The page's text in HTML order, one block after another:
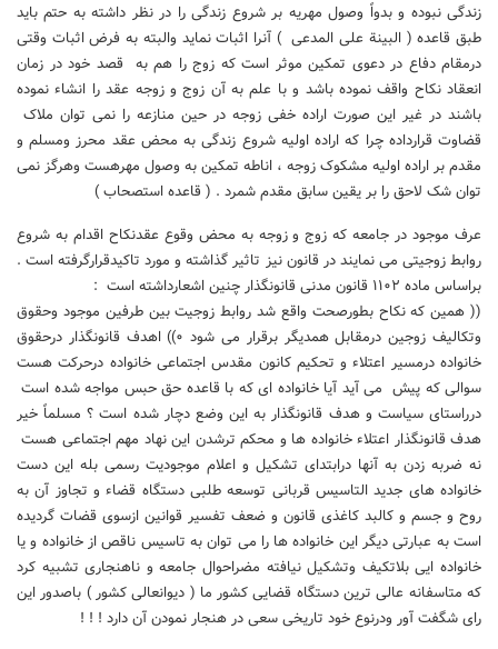
زندگی نبوده و بدواً وصول مهریه بر شروع زندگی را در نظر داشته به حتم باید
طبق قاعده ( البینة علی المدعی ) آنرا اثبات نماید والبته به فرض اثبات وقتی
درمقام دفاع در دعوی تمکین موثر است که زوج را هم به قصد خود در زمان
انعقاد نکاح واقف نموده باشد و با علم به آن زوج و زوجه عقد را انشاء نموده
باشند در غیر این صورت اراده خفی زوجه در حین منازعه را نمی توان ملاک
قضاوت قرارداده چرا که اراده اولیه شروع زندگی به محض عقد محرز ومسلم و
مقدم بر اراده اولیه مشکوک زوجه ، اناطه تمکین به وصول مهرهست وهرگز نمی
توان شک لاحق را بر یقین سابق مقدم شمرد . ( قاعده استصحاب )
عرف موجود در جامعه که زوج و زوجه به محض وقوع عقدنکاح اقدام به شروع
روابط زوجیتی می نمایند در قانون نیز تاثیر گذاشته و مورد تاکیدقرارگرفته است .
براساس ماده ۱۱۰۲ قانون مدنی قانونگذار چنین اشعارداشته است :
(( همین که نکاح بطورصحت واقع شد روابط زوجیت بین طرفین موجود وحقوق
وتکالیف زوجین درمقابل همدیگر برقرار می شود ۰)) اهدف قانونگذار درحقوق
خانواده درمسیر اعتلاء و تحکیم کانون مقدس اجتماعی خانواده درحرکت هست
سوالی که پیش می آید آیا خانواده ای که با قاعده حق حبس مواجه شده است
درراستای سیاست و هدف قانونگذار به این وضع دچار شده است ؟ مسلماً خیر
هدف قانونگذار اعتلاء خانواده ها و محکم ترشدن این نهاد مهم اجتماعی هست
نه ضربه زدن به آنها درابتدای تشکیل و اعلام موجودیت رسمی بله این دست
خانواده های جدید التاسیس قربانی توسعه طلبی دستگاه قضاء و تجاوز آن به
روح و جسم و کالبد کاغذی قانون و ضعف تفسیر قوانین ازسوی قضات گردیده
است به عبارتی دیگر این خانواده ها را می توان به تاسیس ناقص از خانواده و یا
خانواده ایی بلاتکیف وتشکیل نیافته مضراحوال جامعه و ناهنجاری تشبیه کرد
که متاسفانه عالی ترین دستگاه قضایی کشور ما ( دیوانعالی کشور ) باصدور این
رای شگفت آور ودرنوع خود تاریخی سعی در هنجار نمودن آن دارد ! ! !